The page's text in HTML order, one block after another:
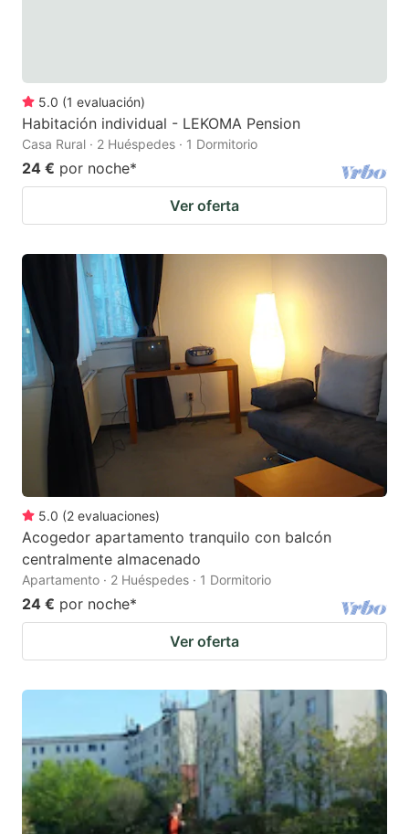
5.0 (1 evaluación)
Habitación individual - LEKOMA Pension
Casa Rural · 2 Huéspedes · 1 Dormitorio
24 € por noche*
Ver oferta
5.0 (2 evaluaciones)
Acogedor apartamento tranquilo con balcón
centralmente almacenado
Apartamento · 2 Huéspedes · 1 Dormitorio
24 € por noche*
Ver oferta